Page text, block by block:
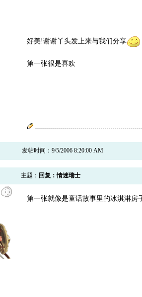
好美!谢谢丫头发上来与我们分享
第一张很是喜欢
发帖时间：9/5/2006 8:20:00 AM
主题： 回复：情迷瑞士
第一张就像是童话故事里的冰淇淋